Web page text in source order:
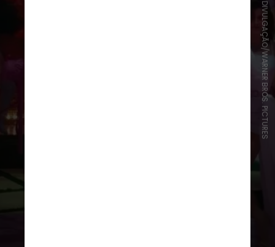
DIVULGAÇÃO/WARNER BROS. PICTURES